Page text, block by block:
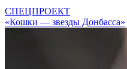
СПЕЦПРОЕКТ
«Кошки — звезды Донбасса»